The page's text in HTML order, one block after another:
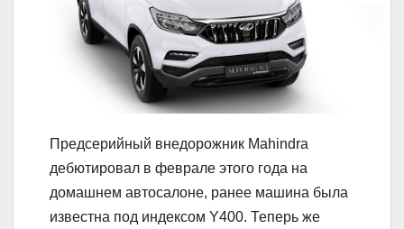
Предсерийный внедорожник Mahindra
дебютировал в феврале этого года на
домашнем автосалоне, ранее машина была
известна под индексом Y400. Теперь же